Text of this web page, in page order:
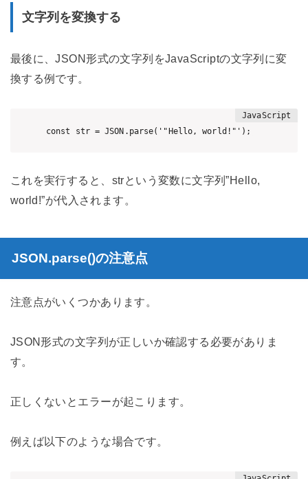
文字列を変換する
最後に、JSON形式の文字列をJavaScriptの文字列に変
換する例です。
これを実行すると、strという変数に文字列”Hello,
world!”が代入されます。
JSON.parse()の注意点
注意点がいくつかあります。
JSON形式の文字列が正しいか確認する必要がありま
す。
正しくないとエラーが起こります。
例えば以下のような場合です。